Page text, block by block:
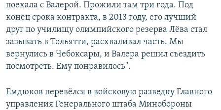
поехала с Валерой. Прожили там три года. Под
конец срока контракта, в 2013 году, его лучший
друг по училищу олимпийского резерва Лёва стал
зазывать в Тольятти, расхваливал часть. Мы
вернулись в Чебоксары, и Валера решил съездить
посмотреть. Ему понравилось".
Емдюков перевёлся в войсковую разведку Главного
управления Генерального штаба Минобороны